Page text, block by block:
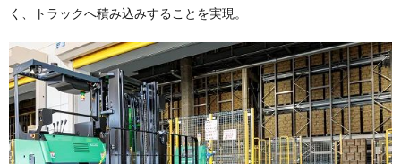
く、トラックへ積み込みすることを実現。